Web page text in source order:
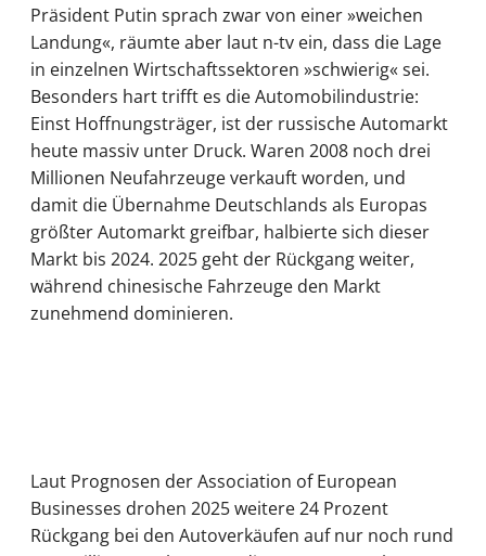
Präsident Putin sprach zwar von einer »weichen
Landung«, räumte aber laut n-tv ein, dass die Lage
in einzelnen Wirtschaftssektoren »schwierig« sei.
Besonders hart trifft es die Automobilindustrie:
Einst Hoffnungsträger, ist der russische Automarkt
heute massiv unter Druck. Waren 2008 noch drei
Millionen Neufahrzeuge verkauft worden, und
damit die Übernahme Deutschlands als Europas
größter Automarkt greifbar, halbierte sich dieser
Markt bis 2024. 2025 geht der Rückgang weiter,
während chinesische Fahrzeuge den Markt
zunehmend dominieren.
Laut Prognosen der Association of European
Businesses drohen 2025 weitere 24 Prozent
Rückgang bei den Autoverkäufen auf nur noch rund